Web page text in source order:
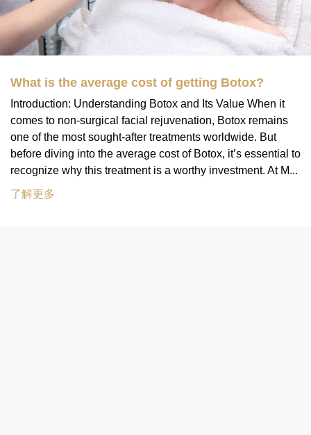
What is the average cost of getting Botox?
Introduction: Understanding Botox and Its Value When it
comes to non-surgical facial rejuvenation, Botox remains
one of the most sought-after treatments worldwide. But
before diving into the average cost of Botox, it’s essential to
recognize why this treatment is a worthy investment. At M...
了解更多